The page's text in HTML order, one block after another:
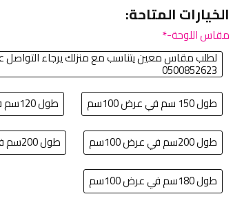
الخيارات المتاحة:
مقاس اللوحة-
لطلب مقاس معين يتناسب مع منزلك يرجاء التواصل
0500852623
طول 150 سم في عرض 100سم
طول 120سم في عرض 80سم
طول 200سم في عرض 100سم
طول 200سم في عرض 120سم
طول 180سم في عرض 100سم